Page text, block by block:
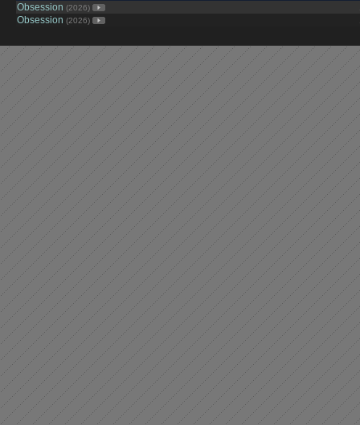
Obsession (2026)
Obsession (2026)